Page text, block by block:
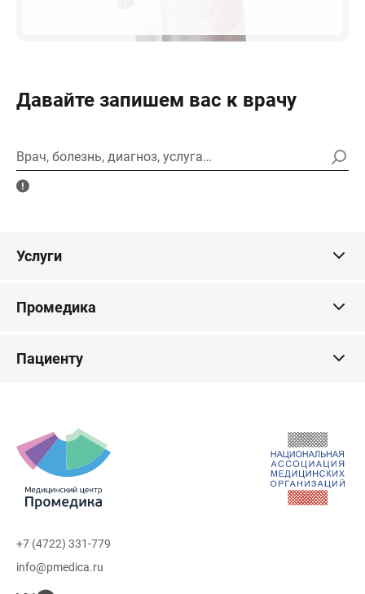
Давайте запишем вас к врачу
Врач, болезнь, диагноз, услуга…
Услуги
Промедика
Пациенту
+7 (4722) 331-779
info@pmedica.ru